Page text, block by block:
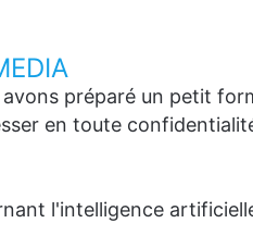
préparé un petit
en toute
l'intelligence